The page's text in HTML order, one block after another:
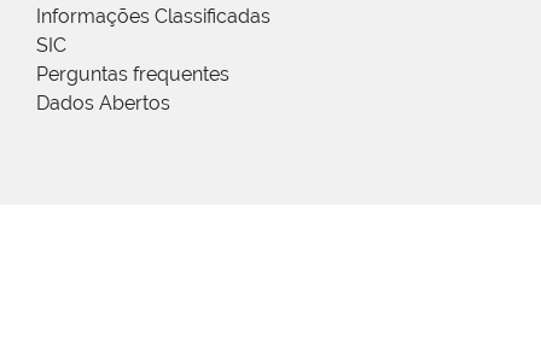
Informações Classificadas
SIC
Perguntas frequentes
Dados Abertos